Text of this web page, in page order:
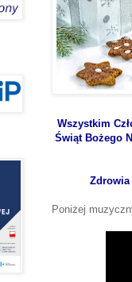
Wszystkim
Świąt Bożego
Poniżej